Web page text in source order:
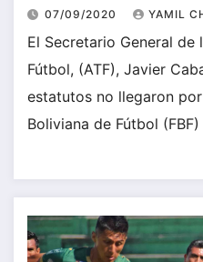
07/09/2020 YAMIL
El Secretario General de
Fútbol, (ATF), Javier
estatutos no llegaron
Boliviana de Fútbol